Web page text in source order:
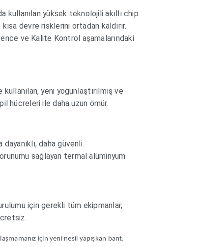
kullanılan yüksek teknolojili akıllı chip
devre risklerini ortadan kaldırır.
ve Kalite Kontrol aşamalarındaki
yeni yoğunlaştırılmış ve
hücreleri ile daha uzun ömür.
daha güvenli.
sağlayan termal alüminyum
için gerekli tüm ekipmanlar,
için yeni nesil yapışkan bant.